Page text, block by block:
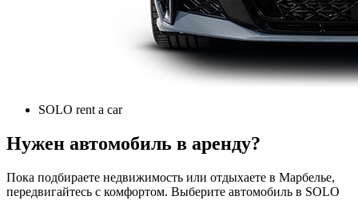
SOLO rent a car
Нужен автомобиль в аренду?
Пока подбираете недвижимость или отдыхаете в Марбелье,
передвигайтесь с комфортом. Выберите автомобиль в SOLO